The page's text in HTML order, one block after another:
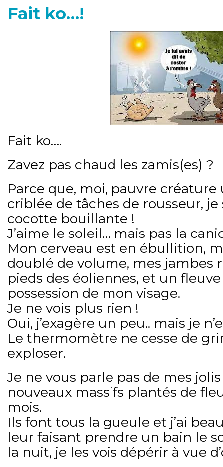
Fait ko…!
Fait ko….
Zavez pas chaud les zamis(es) ?
Parce que, moi, pauvre créature
criblée de tâches de rousseur,
cocotte bouillante !
J’aime le soleil… mais pas la
Mon cerveau est en ébullition,
doublé de volume, mes jambes
pieds des éoliennes, et un
possession de mon visage.
Je ne vois plus rien !
Oui, j’exagère un peu.. mais je
Le thermomètre ne cesse de
exploser.
Je ne vous parle pas de mes
nouveaux massifs plantés de
mois.
Ils font tous la gueule et j’ai
leur faisant prendre un bain le
la nuit, je les vois dépérir à vue